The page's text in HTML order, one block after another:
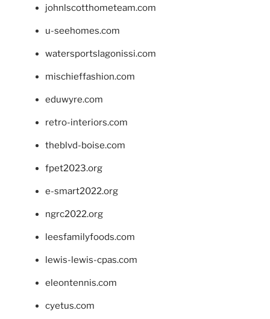
johnlscotthometeam.com
u-seehomes.com
watersportslagonissi.com
mischieffashion.com
eduwyre.com
retro-interiors.com
theblvd-boise.com
fpet2023.org
e-smart2022.org
ngrc2022.org
leesfamilyfoods.com
lewis-lewis-cpas.com
eleontennis.com
cyetus.com